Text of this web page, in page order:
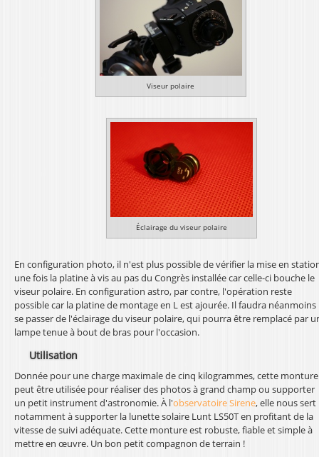
Viseur polaire
Éclairage du viseur polaire
En configuration photo, il n'est plus possible de vérifier la mise en
une fois la platine à vis au pas du Congrès installée car celle-ci bouche le
viseur polaire. En configuration astro, par contre, l'opération reste
possible car la platine de montage en L est ajourée. Il faudra néanmoins
se passer de l'éclairage du viseur polaire, qui pourra être remplacé par
lampe tenue à bout de bras pour l'occasion.
Utilisation
Donnée pour une charge maximale de cinq kilogrammes, cette monture
peut être utilisée pour réaliser des photos à grand champ ou supporter
un petit instrument d'astronomie. À l'observatoire Sirene, elle nous sert
notamment à supporter la lunette solaire Lunt LS50T en profitant de la
vitesse de suivi adéquate. Cette monture est robuste, fiable et simple à
mettre en œuvre. Un bon petit compagnon de terrain !